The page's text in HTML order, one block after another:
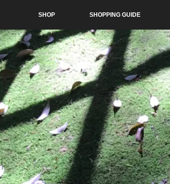
SHOP SHOPPING GUIDE